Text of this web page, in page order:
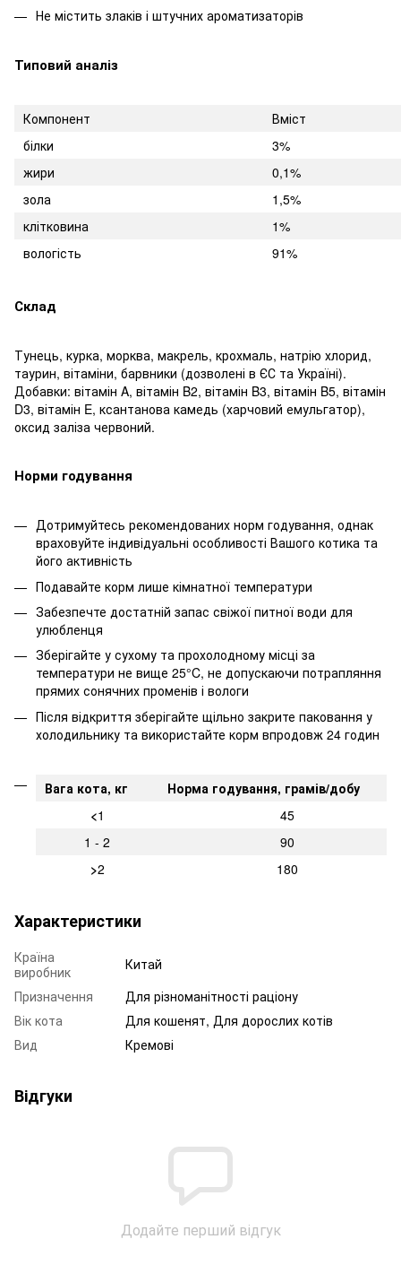
Не містить злаків і штучних ароматизаторів
Типовий аналіз
Компонент
Вміст
білки
3%
жири
0,1%
зола
1,5%
клітковина
1%
вологість
91%
Склад
Тунець, курка, морква, макрель, крохмаль, натрію хлорид,
таурин, вітаміни, барвники (дозволені в ЄС та Україні).
Добавки: вітамін A, вітамін B2, вітамін B3, вітамін B5, вітамін
D3, вітамін E, ксантанова камедь (харчовий емульгатор),
оксид заліза червоний.
Норми годування
Дотримуйтесь рекомендованих норм годування, однак
враховуйте індивідуальні особливості Вашого котика та
його активність
Подавайте корм лише кімнатної температури
Забезпечте достатній запас свіжої питної води для
улюбленця
Зберігайте у сухому та прохолодному місці за
температури не вище 25°C, не допускаючи потрапляння
прямих сонячних променів і вологи
Після відкриття зберігайте щільно закрите паковання у
холодильнику та використайте корм впродовж 24 годин
Вага кота, кг
Норма годування, грамів/добу
<1
45
1 - 2
90
>2 180
Характеристики
Країна
виробник
Китай
Призначення
Для різноманітності раціону
Вік кота
Для кошенят, Для дорослих котів
Вид
Кремові
Відгуки
Додайте перший відгук